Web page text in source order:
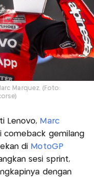
Marquez. (Foto:
Lenovo, Marc
comeback gemilang
di MotoGP
sesi sprint,
dengan